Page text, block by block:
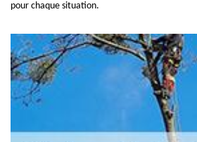
pour chaque situation.